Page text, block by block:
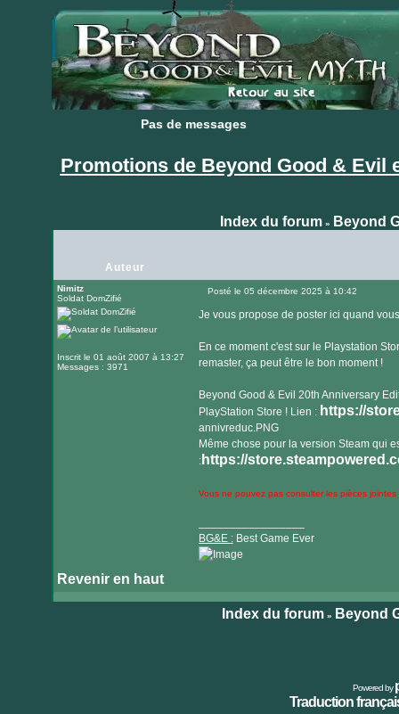
Pas de messages
Pas de messages
Promotions de Beyond Good & Evil
Index du forum» Beyond
Auteur
Nimitz
Soldat DomZifié
Inscrit le 01 août 2007 à 13:27
Messages : 3971
Posté le 05 décembre 2025 à 10:42
Je vous propose de poster ici quand
En ce moment c'est sur le Playstation
remaster, ça peut être le bon moment !
Beyond Good & Evil 20th Anniversary
PlayStation Store ! Lien : https://
annivreduc.PNG
Même chose pour la version Steam qui
:https://
Vous ne pouvez pas consulter les pièces
BG&E :Best Game Ever
Revenir en haut
le
Index du forum» Beyond
Powered by
Traduction